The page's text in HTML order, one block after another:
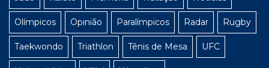
Olímpicos Opinião Paralímpicos Radar Rugby
Taekwondo Triathlon Tênis de Mesa UFC